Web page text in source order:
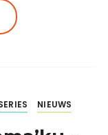
NIEUWS